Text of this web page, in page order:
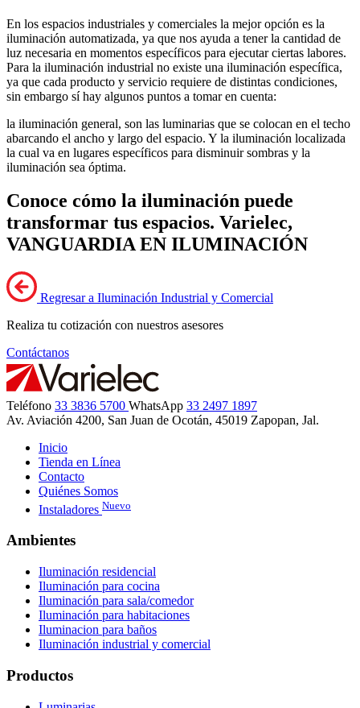
En los espacios industriales y comerciales la mejor opción es la
iluminación automatizada, ya que nos ayuda a tener la cantidad de
luz necesaria en momentos específicos para ejecutar ciertas labores.
Para la iluminación industrial no existe una iluminación específica,
ya que cada producto y servicio requiere de distintas condiciones,
sin embargo sí hay algunos puntos a tomar en cuenta:
la iluminación general, son las luminarias que se colocan en el techo
abarcando el ancho y largo del espacio. Y la iluminación localizada
la cual va en lugares específicos para disminuir sombras y la
iluminación sea óptima.
Conoce cómo la iluminación puede
transformar tus espacios. Varielec,
VANGUARDIA EN ILUMINACIÓN
Regresar a Iluminación Industrial y Comercial
Realiza tu cotización con nuestros asesores
Contáctanos
Teléfono 33 3836 5700 WhatsApp 33 2497 1897
Av. Aviación 4200, San Juan de Ocotán, 45019 Zapopan, Jal.
Inicio
Tienda en Línea
Contacto
Quiénes Somos
Instaladores Nuevo
Ambientes
Iluminación residencial
Iluminación para cocina
Iluminación para sala/comedor
Iluminación para habitaciones
Iluminacion para baños
Iluminación industrial y comercial
Productos